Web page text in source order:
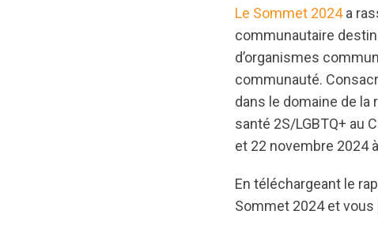
Le Sommet 2024a
communautaire
d’organismes
communauté.
dans le domaine de
santé 2S/LGBTQ+ au
et 22 novembre 2024
En téléchargeant le
Sommet 2024 et